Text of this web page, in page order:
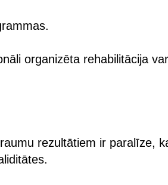
organizēta rehabilitācija
rezultātiem ir paralīze,